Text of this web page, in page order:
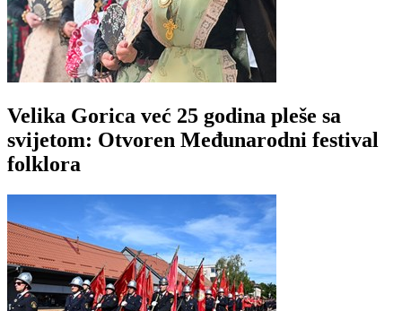
Velika Gorica već 25 godina pleše sa
svijetom: Otvoren Međunarodni festival
folklora